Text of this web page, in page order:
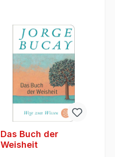
Das Buch der
Weisheit